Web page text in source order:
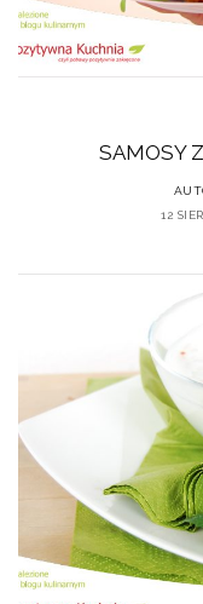
SAMOSY
12